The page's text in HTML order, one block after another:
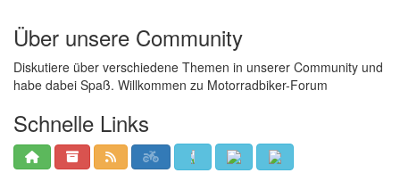
Über unsere Community
Diskutiere über verschiedene Themen in unserer Community und
habe dabei Spaß. Willkommen zu Motorradbiker-Forum
Schnelle Links